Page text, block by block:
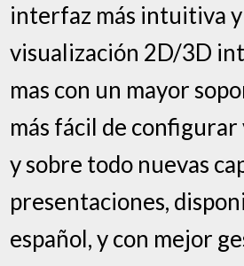
interfaz más intuitiva
visualización 2D/3D
mas con un mayor
más fácil de configurar
y sobre todo nuevas
presentaciones,
español, y con mejor